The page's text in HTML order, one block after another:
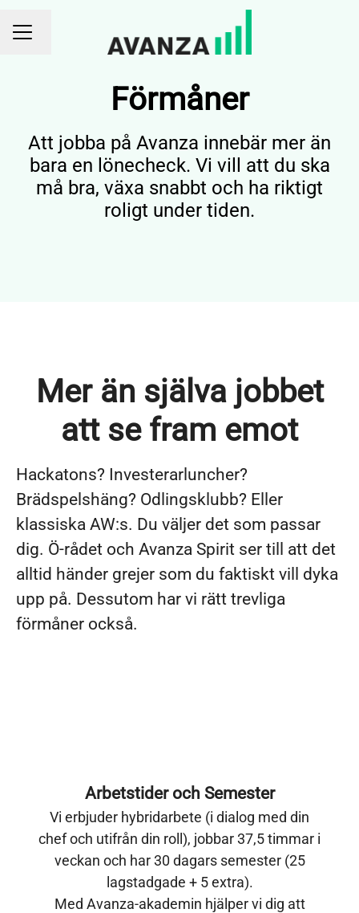
KARRIÄRMENY
Byt språk
Förmåner
Att jobba på Avanza innebär mer än
bara en lönecheck. Vi vill att du ska
må bra, växa snabbt och ha riktigt
roligt under tiden.
Mer än själva jobbet
att se fram emot
Hackatons? Investerarluncher?
Brädspelshäng? Odlingsklubb? Eller
klassiska AW:s. Du väljer det som passar
dig. Ö-rådet och Avanza Spirit ser till att det
alltid händer grejer som du faktiskt vill dyka
upp på. Dessutom har vi rätt trevliga
förmåner också.
Arbetstider och Semester
Vi erbjuder hybridarbete (i dialog med din
chef och utifrån din roll), jobbar 37,5 timmar i
veckan och har 30 dagars semester (25
lagstadgade + 5 extra).
Med Avanza-akademin hjälper vi dig att